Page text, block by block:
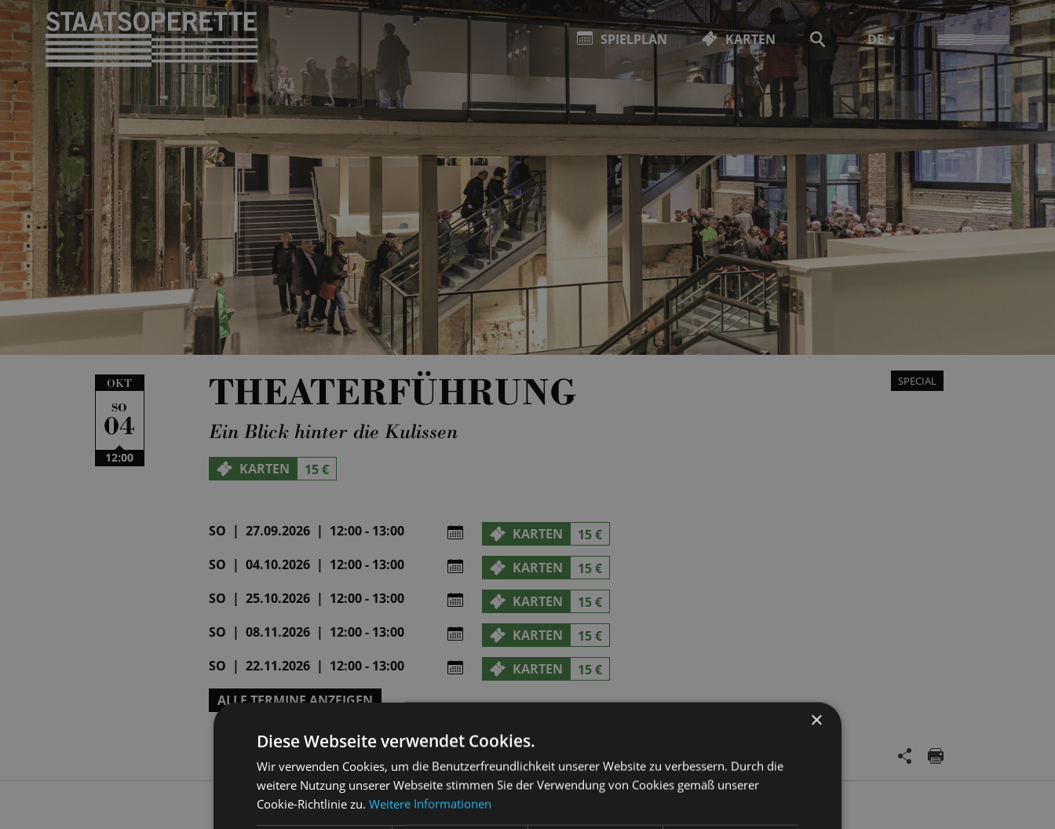
SPIELPLAN KARTEN DE
OKT
SO
04
12:00
SPECIAL
THEATERFÜHRUNG
Ein Blick hinter die Kulissen
KARTEN 15 €
SO | 27.09.2026 | 12:00 - 13:00 KARTEN
15 €
SO | 04.10.2026 | 12:00 - 13:00
KARTEN
15 €
SO | 25.10.2026 | 12:00 - 13:00
KARTEN
15 €
SO | 08.11.2026 | 12:00 - 13:00
KARTEN
15 €
SO | 22.11.2026 | 12:00 - 13:00
KARTEN
15 €
ALLE TERMINE ANZEIGEN
×
Diese Webseite verwendet Cookies.
Wir verwenden Cookies, um die Benutzerfreundlichkeit unserer Website zu verbessern. Durch die
weitere Nutzung unserer Webseite stimmen Sie der Verwendung von Cookies gemäß unserer
Cookie-Richtlinie zu. Weitere Informationen